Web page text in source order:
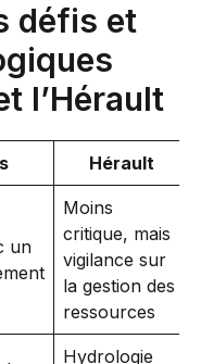
défis et
l’Hérault
Hérault
un
Moins
critique, mais
vigilance sur
la gestion des
ressources
Hydrologie